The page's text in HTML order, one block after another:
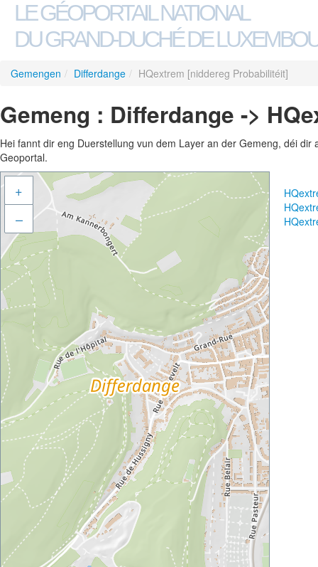
LE GÉOPORTAIL NATIONAL
DU GRAND-DUCHÉ DE
Gemengen / Differdange / HQextrem [niddereg Probabilitéit]
Gemeng : Differdange ->
Hei fannt dir eng Duerstellung vun dem Layer an der Gemeng, déi
Geoportal.
+
–